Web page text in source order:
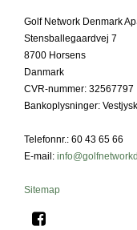
Golf Network Denmark
Stensballegaardvej 7
8700 Horsens
Danmark
CVR-nummer: 32567797
Bankoplysninger:
Telefonnr.: 60 43 65 66
E-mail :
Sitemap